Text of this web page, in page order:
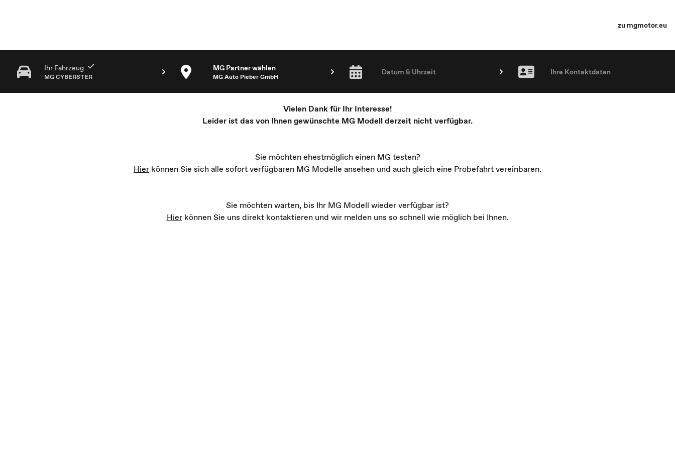
zu mgmotor.eu
Ihr Fahrzeug
MG CYBERSTER
MG Partner wählen
MG Auto Pieber GmbH
Datum & Uhrzeit Ihre Kontaktdaten
Vielen Dank für Ihr Interesse!
Leider ist das von Ihnen gewünschte MG Modell derzeit nicht verfügbar.
Sie möchten ehestmöglich einen MG testen?
Hier können Sie sich alle sofort verfügbaren MG Modelle ansehen und auch gleich eine Probefahrt vereinbaren.
Sie möchten warten, bis Ihr MG Modell wieder verfügbar ist?
Hier können Sie uns direkt kontaktieren und wir melden uns so schnell wie möglich bei Ihnen.